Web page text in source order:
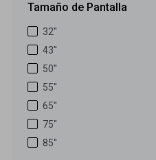
Tamaño de Pantalla
32''
43''
50''
55''
65''
75''
85''